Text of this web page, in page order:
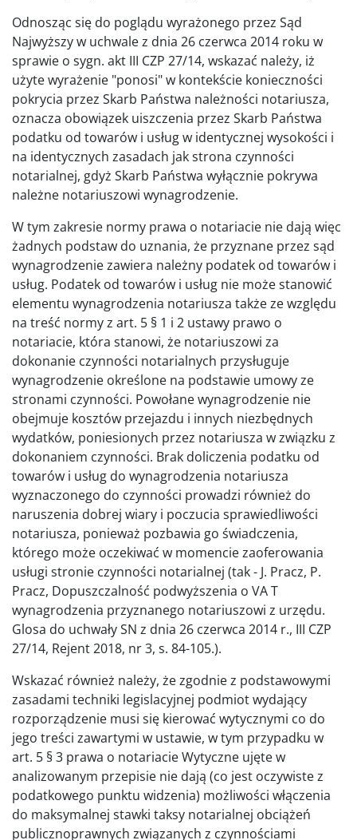
Odnosząc się do poglądu wyrażonego przez Sąd
Najwyższy w uchwale z dnia 26 czerwca 2014 roku w
sprawie o sygn. akt III CZP 27/14, wskazać należy, iż
użyte wyrażenie "ponosi" w kontekście konieczności
pokrycia przez Skarb Państwa należności notariusza,
oznacza obowiązek uiszczenia przez Skarb Państwa
podatku od towarów i usług w identycznej wysokości i
na identycznych zasadach jak strona czynności
notarialnej, gdyż Skarb Państwa wyłącznie pokrywa
należne notariuszowi wynagrodzenie.
W tym zakresie normy prawa o notariacie nie dają więc
żadnych podstaw do uznania, że przyznane przez sąd
wynagrodzenie zawiera należny podatek od towarów i
usług. Podatek od towarów i usług nie może stanowić
elementu wynagrodzenia notariusza także ze względu
na treść normy z art. 5 § 1 i 2 ustawy prawo o
notariacie, która stanowi, że notariuszowi za
dokonanie czynności notarialnych przysługuje
wynagrodzenie określone na podstawie umowy ze
stronami czynności. Powołane wynagrodzenie nie
obejmuje kosztów przejazdu i innych niezbędnych
wydatków, poniesionych przez notariusza w związku z
dokonaniem czynności. Brak doliczenia podatku od
towarów i usług do wynagrodzenia notariusza
wyznaczonego do czynności prowadzi również do
naruszenia dobrej wiary i poczucia sprawiedliwości
notariusza, ponieważ pozbawia go świadczenia,
którego może oczekiwać w momencie zaoferowania
usługi stronie czynności notarialnej (tak - J. Pracz, P.
Pracz, Dopuszczalność podwyższenia o VA T
wynagrodzenia przyznanego notariuszowi z urzędu.
Glosa do uchwały SN z dnia 26 czerwca 2014 r., III CZP
27/14, Rejent 2018, nr 3, s. 84-105.).
Wskazać również należy, że zgodnie z podstawowymi
zasadami techniki legislacyjnej podmiot wydający
rozporządzenie musi się kierować wytycznymi co do
jego treści zawartymi w ustawie, w tym przypadku w
art. 5 § 3 prawa o notariacie Wytyczne ujęte w
analizowanym przepisie nie dają (co jest oczywiste z
podatkowego punktu widzenia) możliwości włączenia
do maksymalnej stawki taksy notarialnej obciążeń
publicznoprawnych związanych z czynnościami